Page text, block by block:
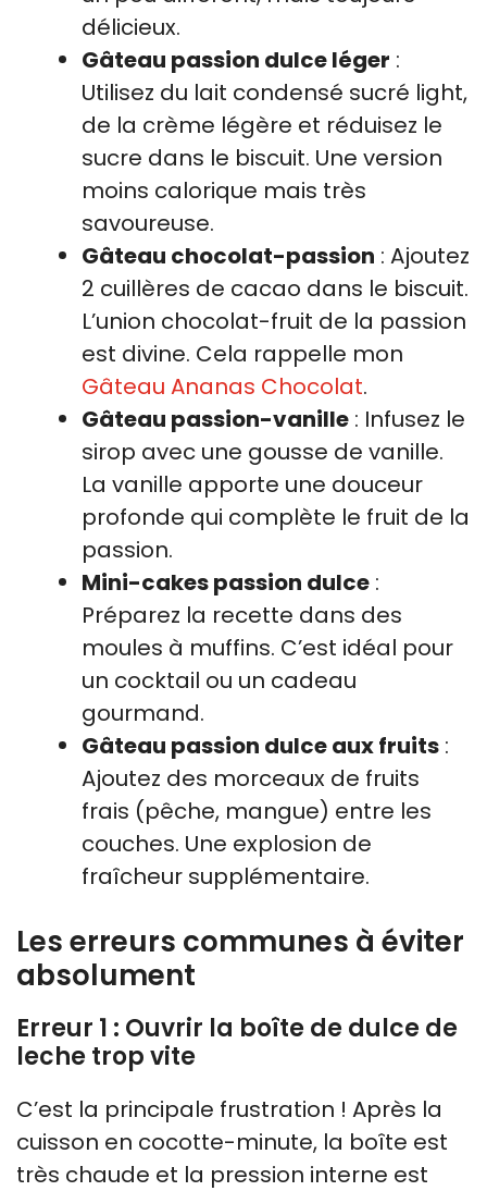
délicieux.
Gâteau passion dulce léger :
Utilisez du lait condensé sucré light,
de la crème légère et réduisez le
sucre dans le biscuit. Une version
moins calorique mais très
savoureuse.
Gâteau chocolat-passion : Ajoutez
2 cuillères de cacao dans le biscuit.
L’union chocolat-fruit de la passion
est divine. Cela rappelle mon
Gâteau Ananas Chocolat.
Gâteau passion-vanille : Infusez le
sirop avec une gousse de vanille.
La vanille apporte une douceur
profonde qui complète le fruit de la
passion.
Mini-cakes passion dulce :
Préparez la recette dans des
moules à muffins. C’est idéal pour
un cocktail ou un cadeau
gourmand.
Gâteau passion dulce aux fruits :
Ajoutez des morceaux de fruits
frais (pêche, mangue) entre les
couches. Une explosion de
fraîcheur supplémentaire.
Les erreurs communes à éviter
absolument
Erreur 1 : Ouvrir la boîte de dulce de
leche trop vite
C’est la principale frustration ! Après la
cuisson en cocotte-minute, la boîte est
très chaude et la pression interne est